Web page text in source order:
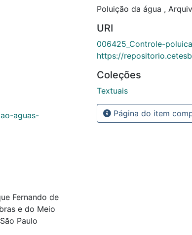
aguas-
Fernando de
e do Meio
Paulo
Poluição da água ,
URI
006425_Controle-
https://
Coleções
Textuais
Página do item